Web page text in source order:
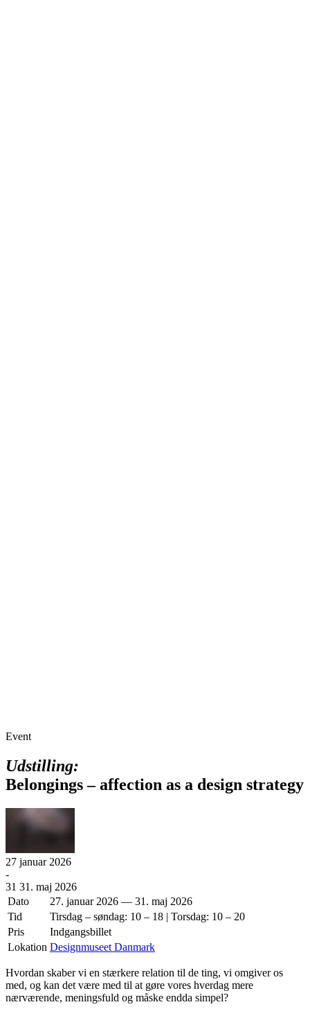
Event
Udstilling:
Belongings – affection as a design strategy
27 januar 2026
-
31 31. maj 2026
Dato
27. januar 2026 — 31. maj 2026
Tid
Tirsdag – søndag: 10 – 18 | Torsdag: 10 – 20
Pris
Indgangsbillet
Lokation Designmuseet Danmark
Hvordan skaber vi en stærkere relation til de ting, vi omgiver os
med, og kan det være med til at gøre vores hverdag mere
nærværende, meningsfuld og måske endda simpel?